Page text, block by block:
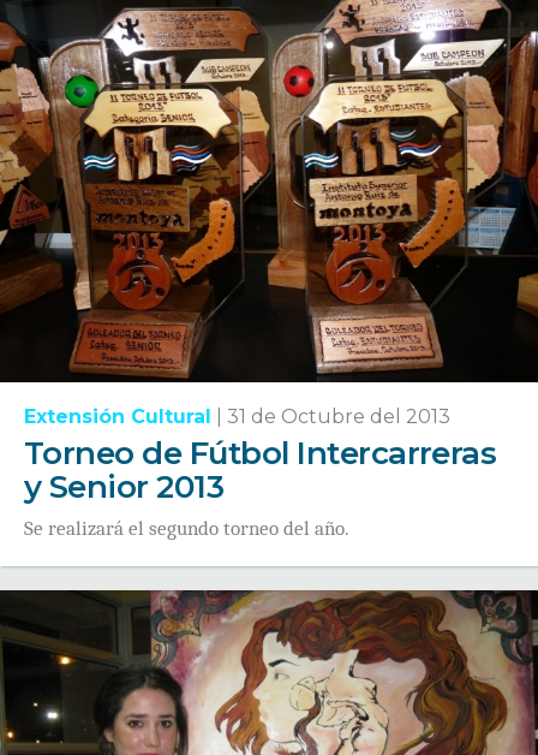
Extensión Cultural 31 de Octubre del 2013
Torneo de Fútbol Intercarreras
y Senior 2013
Se realizará el segundo torneo del año.